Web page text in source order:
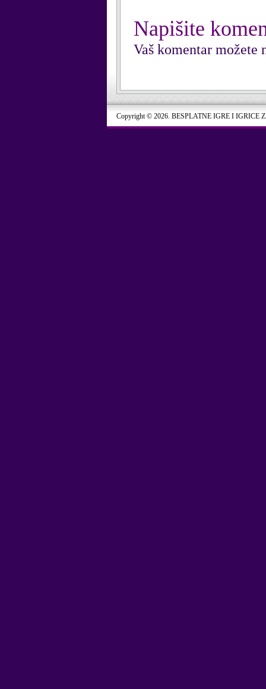
Napišite
Vaš komentar možete
Copyright © 2026. BESPLATNE IGRE I IGRICE